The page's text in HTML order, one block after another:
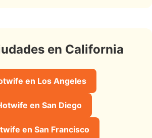
en California
en Los Angeles
en San Diego
en San Francisco